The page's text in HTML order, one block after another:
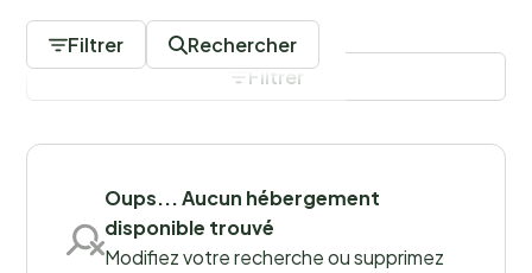
Filtrer Rechercher
Lieux
Filtrer
Oups... Aucun hébergement
disponible trouvé
Modifiez votre recherche ou supprimez